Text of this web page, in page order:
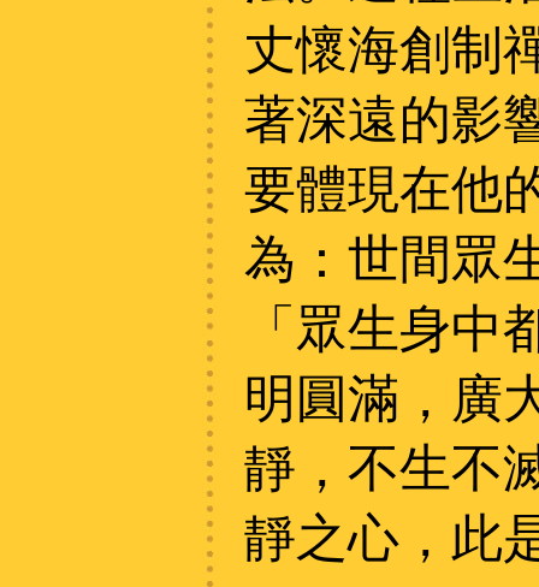
丈懷海創制
著深遠的影
要體現在他
為：世間眾
「眾生身
明圓滿，廣
靜，不生不
靜之心，此